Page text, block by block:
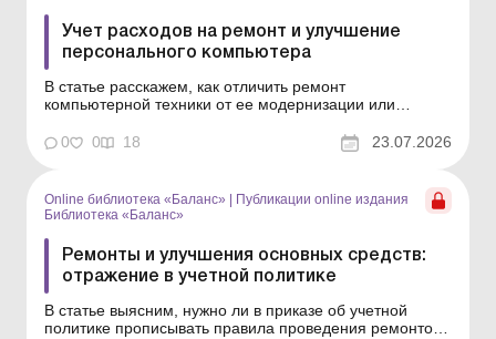
Учет расходов на ремонт и улучшение
персонального компьютера
В статье расскажем, как отличить ремонт
компьютерной техники от ее модернизации или
характере работ, какими документами оформить такие
операции и как отразить расходы в бухгалтерском и
средства: ...
0 0 18 23.07.2026
Online библиотека «Баланс»
Публикации online издания
Библиотека «Баланс»
Ремонты и улучшения основных средств:
отражение в учетной политике
В статье выясним, нужно ли в приказе об учетной
политике прописывать правила проведения ремонтов